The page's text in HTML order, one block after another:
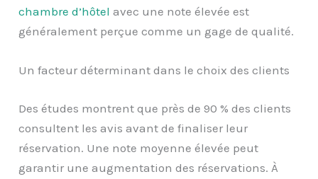
chambre d’hôtel avec une note élevée est
généralement perçue comme un gage de qualité.
Un facteur déterminant dans le choix des clients
Des études montrent que près de 90 % des clients
consultent les avis avant de finaliser leur
réservation. Une note moyenne élevée peut
garantir une augmentation des réservations. À